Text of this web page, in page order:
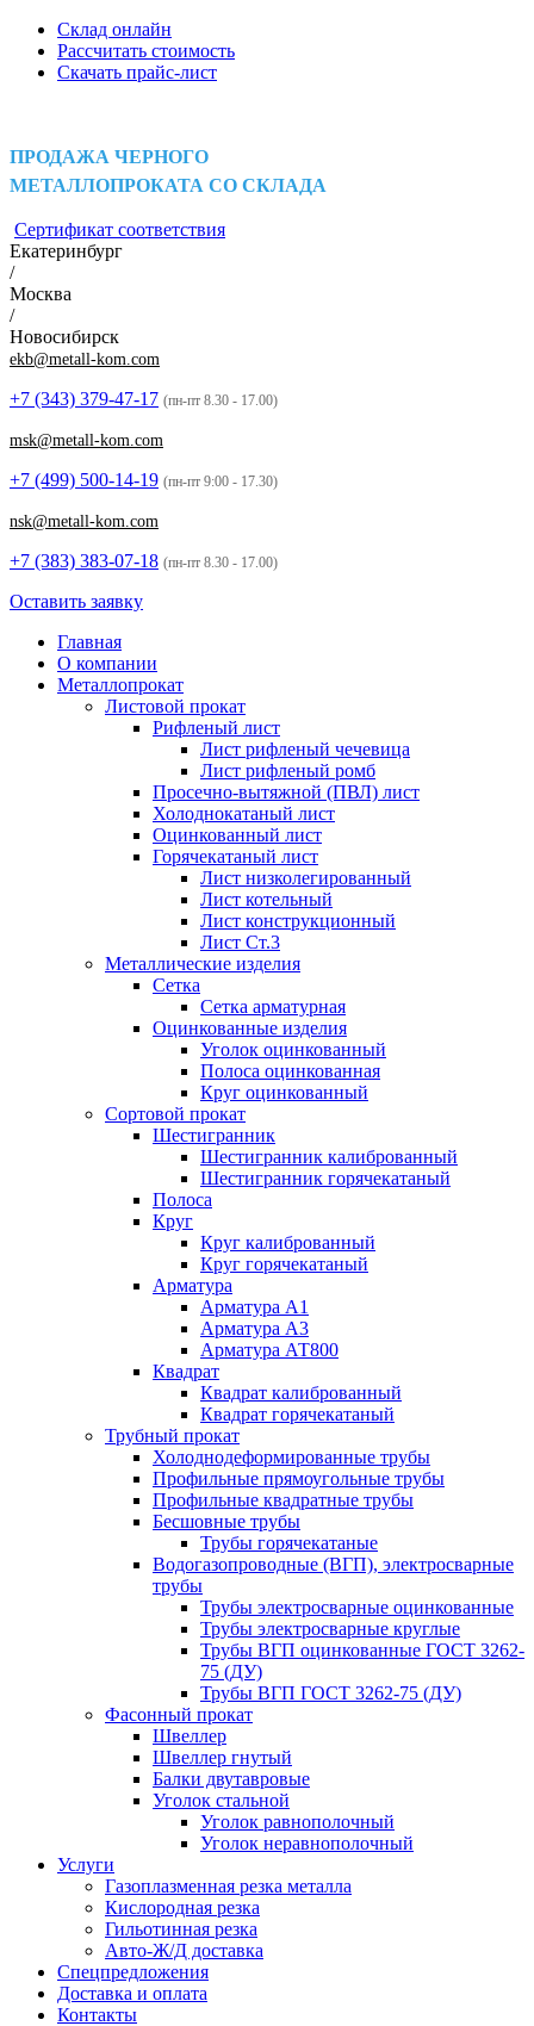
Склад онлайн
Рассчитать стоимость
Скачать прайс-лист
ПРОДАЖА ЧЕРНОГО
МЕТАЛЛОПРОКАТА СО СКЛАДА
Сертификат соответствия
Екатеринбург
/
Москва
/
Новосибирск
ekb@metall-kom.com
+7 (343) 379-47-17 (пн-пт 8.30 - 17.00)
msk@metall-kom.com
+7 (499) 500-14-19 (пн-пт 9:00 - 17.30)
nsk@metall-kom.com
+7 (383) 383-07-18 (пн-пт 8.30 - 17.00)
Оставить заявку
Главная
О компании
Металлопрокат
Листовой прокат
Рифленый лист
Лист рифленый чечевица
Лист рифленый ромб
Просечно-вытяжной (ПВЛ) лист
Холоднокатаный лист
Оцинкованный лист
Горячекатаный лист
Лист низколегированный
Лист котельный
Лист конструкционный
Лист Ст.3
Металлические изделия
Сетка
Сетка арматурная
Оцинкованные изделия
Уголок оцинкованный
Полоса оцинкованная
Круг оцинкованный
Сортовой прокат
Шестигранник
Шестигранник калиброванный
Шестигранник горячекатаный
Полоса
Круг
Круг калиброванный
Круг горячекатаный
Арматура
Арматура А1
Арматура А3
Арматура АТ800
Квадрат
Квадрат калиброванный
Квадрат горячекатаный
Трубный прокат
Холоднодеформированные трубы
Профильные прямоугольные трубы
Профильные квадратные трубы
Бесшовные трубы
Трубы горячекатаные
Водогазопроводные (ВГП), электросварные
трубы
Трубы электросварные оцинкованные
Трубы электросварные круглые
Трубы ВГП оцинкованные ГОСТ 3262-
75 (ДУ)
Трубы ВГП ГОСТ 3262-75 (ДУ)
Фасонный прокат
Швеллер
Швеллер гнутый
Балки двутавровые
Уголок стальной
Уголок равнополочный
Уголок неравнополочный
Услуги
Газоплазменная резка металла
Кислородная резка
Гильотинная резка
Авто-Ж/Д доставка
Спецпредложения
Доставка и оплата
Контакты